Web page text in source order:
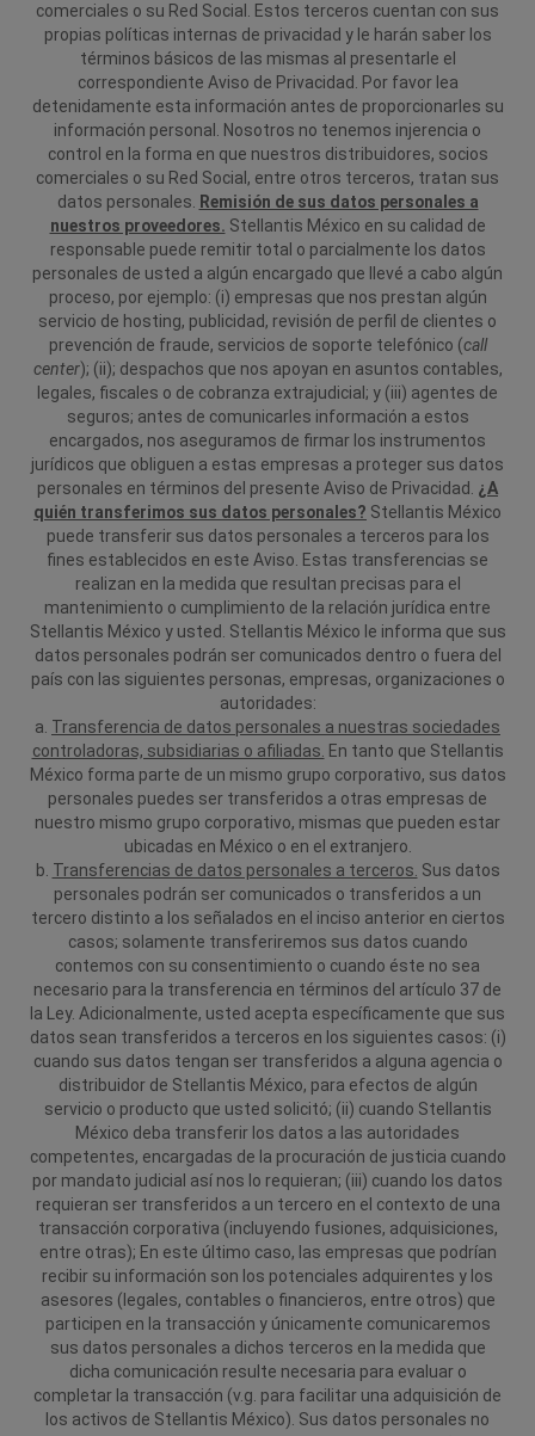
comerciales o su Red Social. Estos terceros cuentan con sus
propias políticas internas de privacidad y le harán saber los
términos básicos de las mismas al presentarle el
correspondiente Aviso de Privacidad. Por favor lea
detenidamente esta información antes de proporcionarles su
información personal. Nosotros no tenemos injerencia o
control en la forma en que nuestros distribuidores, socios
comerciales o su Red Social, entre otros terceros, tratan sus
datos personales.
Remisión de sus datos personales a
nuestros proveedores. Stellantis México en su calidad de
responsable puede remitir total o parcialmente los datos
personales de usted a algún encargado que llevé a cabo algún
proceso, por ejemplo: (i) empresas que nos prestan algún
servicio de hosting, publicidad, revisión de perfil de clientes o
prevención de fraude, servicios de soporte telefónico (call
center); (ii); despachos que nos apoyan en asuntos contables,
legales, fiscales o de cobranza extrajudicial; y (iii) agentes de
seguros; antes de comunicarles información a estos
encargados, nos aseguramos de firmar los instrumentos
jurídicos que obliguen a estas empresas a proteger sus datos
personales en términos del presente Aviso de Privacidad. ¿A
quién transferimos sus datos personales? Stellantis México
puede transferir sus datos personales a terceros para los
fines establecidos en este Aviso. Estas transferencias se
realizan en la medida que resultan precisas para el
mantenimiento o cumplimiento de la relación jurídica entre
Stellantis México y usted. Stellantis México le informa que sus
datos personales podrán ser comunicados dentro o fuera del
país con las siguientes personas, empresas, organizaciones o
autoridades:
a. Transferencia de datos personales a nuestras sociedades
controladoras, subsidiarias o afiliadas. En tanto que Stellantis
México forma parte de un mismo grupo corporativo, sus datos
personales puedes ser transferidos a otras empresas de
nuestro mismo grupo corporativo, mismas que pueden estar
ubicadas en México o en el extranjero.
b. Transferencias de datos personales a terceros. Sus datos
personales podrán ser comunicados o transferidos a un
tercero distinto a los señalados en el inciso anterior en ciertos
casos; solamente transferiremos sus datos cuando
contemos con su consentimiento o cuando éste no sea
necesario para la transferencia en términos del artículo 37 de
la Ley. Adicionalmente, usted acepta específicamente que sus
datos sean transferidos a terceros en los siguientes casos: (i)
cuando sus datos tengan ser transferidos a alguna agencia o
distribuidor de Stellantis México, para efectos de algún
servicio o producto que usted solicitó; (ii) cuando Stellantis
México deba transferir los datos a las autoridades
competentes, encargadas de la procuración de justicia cuando
por mandato judicial así nos lo requieran; (iii) cuando los datos
requieran ser transferidos a un tercero en el contexto de una
transacción corporativa (incluyendo fusiones, adquisiciones,
entre otras); En este último caso, las empresas que podrían
recibir su información son los potenciales adquirentes y los
asesores (legales, contables o financieros, entre otros) que
participen en la transacción y únicamente comunicaremos
sus datos personales a dichos terceros en la medida que
dicha comunicación resulte necesaria para evaluar o
completar la transacción (v.g. para facilitar una adquisición de
los activos de Stellantis México). Sus datos personales no